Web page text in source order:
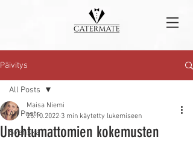
Päivitys
All Posts
Svenska
All Posts
Unohtumattomien kokemusten
Maisa Niemi
25.10.2022 3 min käytetty lukemiseen